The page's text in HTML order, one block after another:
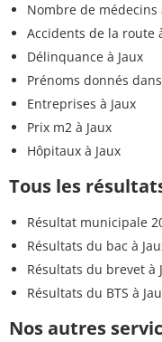
Nombre de médecins
Accidents de la route
Délinquance à Jaux
Prénoms donnés
Entreprises à Jaux
Prix m2 à Jaux
Hôpitaux à Jaux
Tous les
Résultat municipale
Résultats du bac à
Résultats du brevet à
Résultats du BTS à
Nos autres